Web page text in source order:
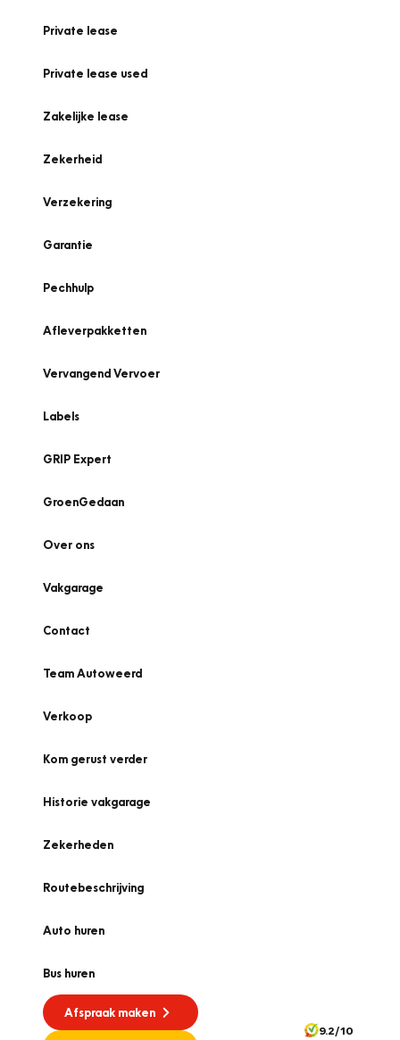
Private lease
Private lease used
Zakelijke lease
Zekerheid
Verzekering
Garantie
Pechhulp
Afleverpakketten
Vervangend Vervoer
Labels
GRIP Expert
GroenGedaan
Over ons
Vakgarage
Contact
Team Autoweerd
Verkoop
Kom gerust verder
Historie vakgarage
Zekerheden
Routebeschrijving
Auto huren
Bus huren
Afspraak maken
9.2/10